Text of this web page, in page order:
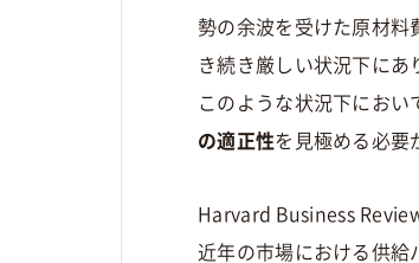
勢の余波を受けた原材料
き続き厳しい状況下にあ
このような状況下におい
の適正性を見極める必要
Harvard Business
近年の市場における供給